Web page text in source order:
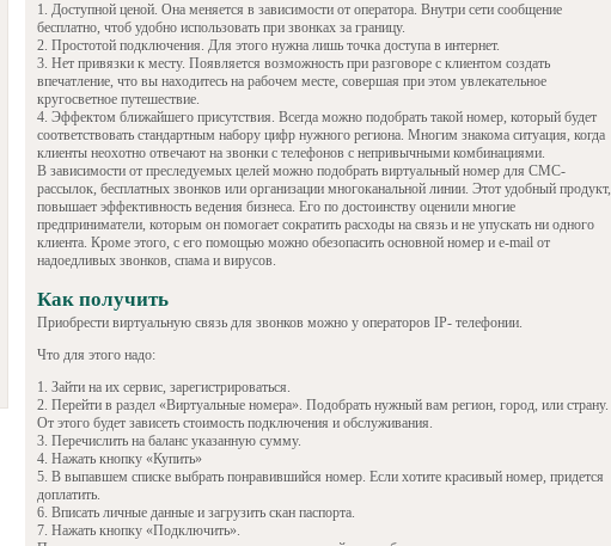
Доступной ценой. Она меняется в зависимости от оператора. Внутри сети сообщение
бесплатно, чтоб удобно использовать при звонках за границу.
Простотой подключения. Для этого нужна лишь точка доступа в интернет.
Нет привязки к месту. Появляется возможность при разговоре с клиентом создать
впечатление, что вы находитесь на рабочем месте, совершая при этом увлекательное
кругосветное путешествие.
Эффектом ближайшего присутствия. Всегда можно подобрать такой номер, который будет
соответствовать стандартным набору цифр нужного региона. Многим знакома ситуация, когда
клиенты неохотно отвечают на звонки с телефонов с непривычными комбинациями.
В зависимости от преследуемых целей можно подобрать виртуальный номер для СМС-
рассылок, бесплатных звонков или организации многоканальной линии. Этот удобный продукт,
повышает эффективность ведения бизнеса. Его по достоинству оценили многие
предприниматели, которым он помогает сократить расходы на связь и не упускать ни одного
клиента. Кроме этого, с его помощью можно обезопасить основной номер и e-mail от
надоедливых звонков, спама и вирусов.
Как получить
Приобрести виртуальную связь для звонков можно у операторов IP- телефонии.
Что для этого надо:
Зайти на их сервис, зарегистрироваться.
Перейти в раздел «Виртуальные номера». Подобрать нужный вам регион, город, или страну.
От этого будет зависеть стоимость подключения и обслуживания.
Перечислить на баланс указанную сумму.
Нажать кнопку «Купить»
В выпавшем списке выбрать понравившийся номер. Если хотите красивый номер, придется
доплатить.
Вписать личные данные и загрузить скан паспорта.
Нажать кнопку «Подключить».